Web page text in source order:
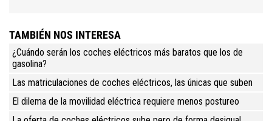
TAMBIÉN NOS INTERESA
¿Cuándo serán los coches eléctricos más baratos que los de
gasolina?
Las matriculaciones de coches eléctricos, las únicas que suben
El dilema de la movilidad eléctrica requiere menos postureo